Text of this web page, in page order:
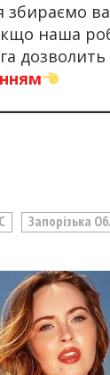
наша
Запорізька